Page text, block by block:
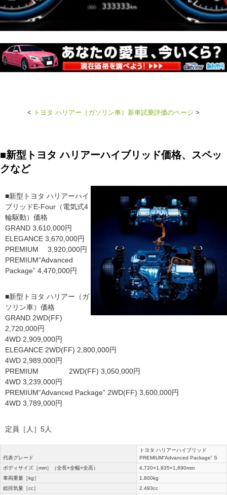
< トヨタ ハリアー（ガソリン車）新車試乗評価のページ >
■新型トヨタ ハリアーハイブリッド価格、スペッ
クなど
■新型トヨタ ハリアーハイ
ブリッドE-Four（電気式4
輪駆動）価格
GRAND 3,610,000円
ELEGANCE 3,670,000円
PREMIUM 3,920,000円
PREMIUM“Advanced
Package” 4,470,000円
■新型トヨタ ハリアー（ガ
ソリン車）価格
GRAND 2WD(FF)
2,720,000円
4WD 2,909,000円
ELEGANCE 2WD(FF) 2,800,000円
4WD 2,989,000円
PREMIUM 2WD(FF) 3,050,000円
4WD 3,239,000円
PREMIUM“Advanced Package” 2WD(FF) 3,600,000円
4WD 3,789,000円
定員［人］5人
代表グレード
トヨタ ハリアーハイブリッド
PREMIUM“Advanced Package” S
ボディサイズ［mm］（全長×全幅×全高）
4,720×1,835×1,690mm
車両重量［kg］
1,800kg
総排気量［cc］
2.493cc